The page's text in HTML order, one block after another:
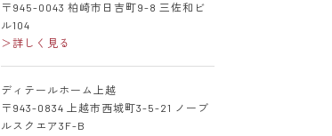
〒945-0043 柏崎市日吉町9-8 三佐和ビ
ル104
＞詳しく見る
ディテールホーム上越
〒943-0834 上越市西城町3-5-21 ノーブ
ルスクエア3F-B